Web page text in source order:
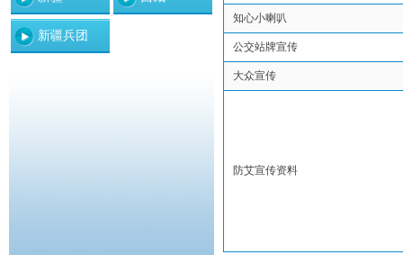
新疆兵团
知心小喇叭
公交站牌宣传
大众宣传
防艾宣传资料